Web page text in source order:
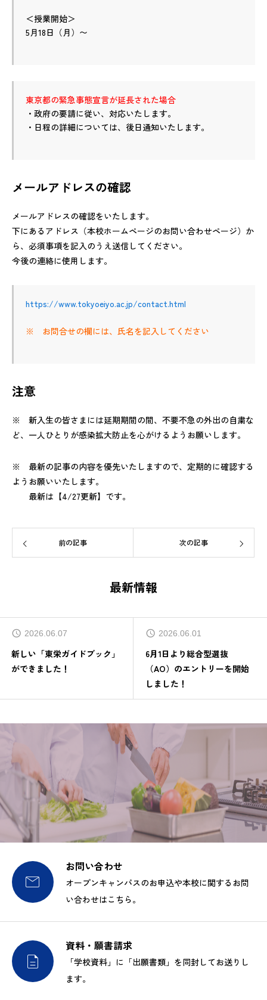
＜授業開始＞
5月18日（月）〜
東京都の緊急事態宣言が延長された場合
・政府の要請に従い、対応いたします。
・日程の詳細については、後日通知いたします。
メールアドレスの確認
メールアドレスの確認をいたします。
下にあるアドレス（本校ホームページのお問い合わせページ）か
ら、必須事項を記入のうえ送信してください。
今後の連絡に使用します。
https://www.tokyoeiyo.ac.jp/contact.html
※　お問合せの欄には、氏名を記入してください
注意
※ 新入生の皆さまには延期期間の間、不要不急の外出の自粛な
ど、一人ひとりが感染拡大防止を心がけるようお願いします。
※ 最新の記事の内容を優先いたしますので、定期的に確認する
ようお願いいたします。
最新は【4/27更新】です。
前の記事 次の記事
最新情報
2026.06.07
新しい「東栄ガイドブック」
ができました！
2026.06.01
6月1日より総合型選抜
（AO）のエントリーを開始
しました！

お問い合わせ
オープンキャンパスのお申込や本校に関するお問
い合わせはこちら。

資料・願書請求
「学校資料」に「出願書類」を同封してお送りし
ます。